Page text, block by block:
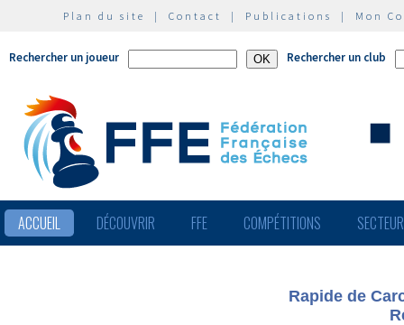
Plan du site | Contact | Publications | Mon
Rechercher un joueur Rechercher un club
ACCUEIL DÉCOUVRIR FFE COMPÉTITIONS
Rapide de